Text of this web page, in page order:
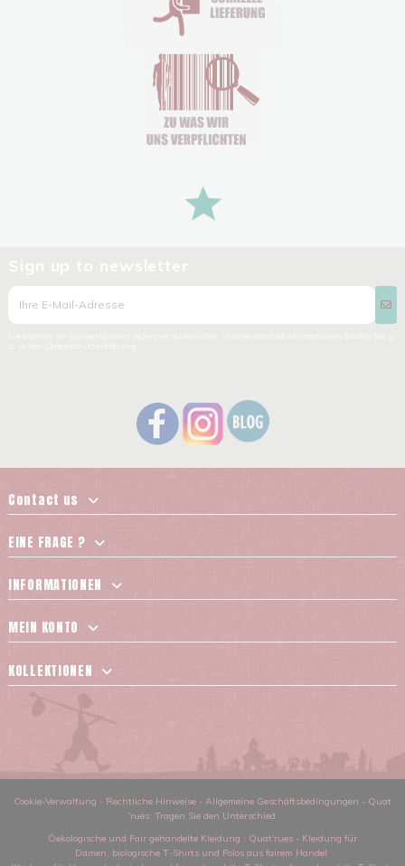
Contact us
EINE FRAGE ?
INFORMATIONEN
MEIN KONTO
KOLLEKTIONEN
Cookie-Verwaltung - Rechtliche Hinweise - Allgemeine Geschäftsbedingungen - Quat
´rues: Tragen Sie den Unterschied
Öekologische und Fair gehandelte Kleidung : Quat'rues - Kleidung für
Damen, biologische T-Shirts und Polos aus fairem Handel